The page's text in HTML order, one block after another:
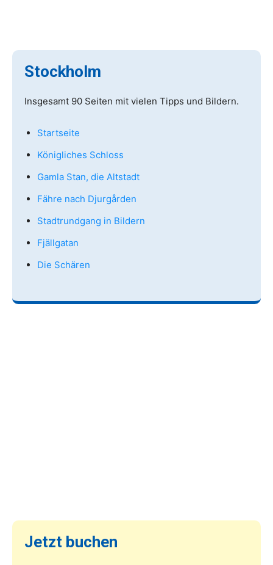
Stockholm
Insgesamt 90 Seiten mit vielen Tipps und Bildern.
Startseite
Königliches Schloss
Gamla Stan, die Altstadt
Fähre nach Djurgården
Stadtrundgang in Bildern
Fjällgatan
Die Schären
Jetzt buchen